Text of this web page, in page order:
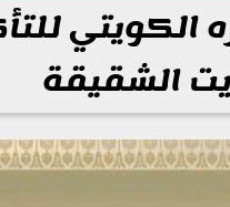
الكويتي
الشقيقة